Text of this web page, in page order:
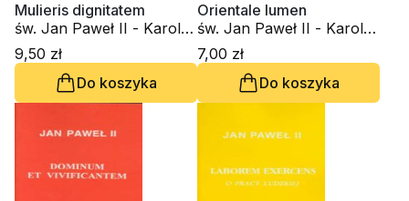
Mulieris dignitatem
św. Jan Paweł II - Karol
Wojtyła
9,50 zł
Do koszyka
Orientale lumen
św. Jan Paweł II - Karol
Wojtyła
7,00 zł
Do koszyka